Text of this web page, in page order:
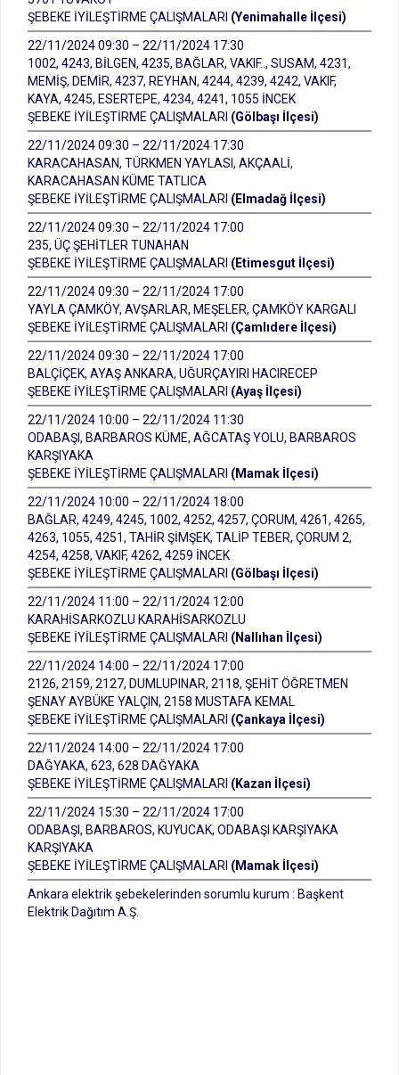
ŞEBEKE İYİLEŞTİRME ÇALIŞMALARI (Yenimahalle İlçesi)
22/11/2024 09:30 – 22/11/2024 17:30
1002, 4243, BİLGEN, 4235, BAĞLAR, VAKIF.., SUSAM, 4231,
MEMİŞ, DEMİR, 4237, REYHAN, 4244, 4239, 4242, VAKIF,
KAYA, 4245, ESERTEPE, 4234, 4241, 1055 İNCEK
ŞEBEKE İYİLEŞTİRME ÇALIŞMALARI (Gölbaşı İlçesi)
22/11/2024 09:30 – 22/11/2024 17:30
KARACAHASAN, TÜRKMEN YAYLASI, AKÇAALİ,
KARACAHASAN KÜME TATLICA
ŞEBEKE İYİLEŞTİRME ÇALIŞMALARI (Elmadağ İlçesi)
22/11/2024 09:30 – 22/11/2024 17:00
235, ÜÇ ŞEHİTLER TUNAHAN
ŞEBEKE İYİLEŞTİRME ÇALIŞMALARI (Etimesgut İlçesi)
22/11/2024 09:30 – 22/11/2024 17:00
YAYLA ÇAMKÖY, AVŞARLAR, MEŞELER, ÇAMKÖY KARGALI
ŞEBEKE İYİLEŞTİRME ÇALIŞMALARI (Çamlıdere İlçesi)
22/11/2024 09:30 – 22/11/2024 17:00
BALÇİÇEK, AYAŞ ANKARA, UĞURÇAYIRI HACIRECEP
ŞEBEKE İYİLEŞTİRME ÇALIŞMALARI (Ayaş İlçesi)
22/11/2024 10:00 – 22/11/2024 11:30
ODABAŞI, BARBAROS KÜME, AĞCATAŞ YOLU, BARBAROS
KARŞIYAKA
ŞEBEKE İYİLEŞTİRME ÇALIŞMALARI (Mamak İlçesi)
22/11/2024 10:00 – 22/11/2024 18:00
BAĞLAR, 4249, 4245, 1002, 4252, 4257, ÇORUM, 4261, 4265,
4263, 1055, 4251, TAHİR ŞİMŞEK, TALİP TEBER, ÇORUM 2,
4254, 4258, VAKIF, 4262, 4259 İNCEK
ŞEBEKE İYİLEŞTİRME ÇALIŞMALARI (Gölbaşı İlçesi)
22/11/2024 11:00 – 22/11/2024 12:00
KARAHİSARKOZLU KARAHİSARKOZLU
ŞEBEKE İYİLEŞTİRME ÇALIŞMALARI (Nallıhan İlçesi)
22/11/2024 14:00 – 22/11/2024 17:00
2126, 2159, 2127, DUMLUPINAR, 2118, ŞEHİT ÖĞRETMEN
ŞENAY AYBÜKE YALÇIN, 2158 MUSTAFA KEMAL
ŞEBEKE İYİLEŞTİRME ÇALIŞMALARI (Çankaya İlçesi)
22/11/2024 14:00 – 22/11/2024 17:00
DAĞYAKA, 623, 628 DAĞYAKA
ŞEBEKE İYİLEŞTİRME ÇALIŞMALARI (Kazan İlçesi)
22/11/2024 15:30 – 22/11/2024 17:00
ODABAŞI, BARBAROS, KUYUCAK, ODABAŞI KARŞIYAKA
KARŞIYAKA
ŞEBEKE İYİLEŞTİRME ÇALIŞMALARI (Mamak İlçesi)
Ankara elektrik şebekelerinden sorumlu kurum : Başkent
Elektrik Dağıtım A.Ş.